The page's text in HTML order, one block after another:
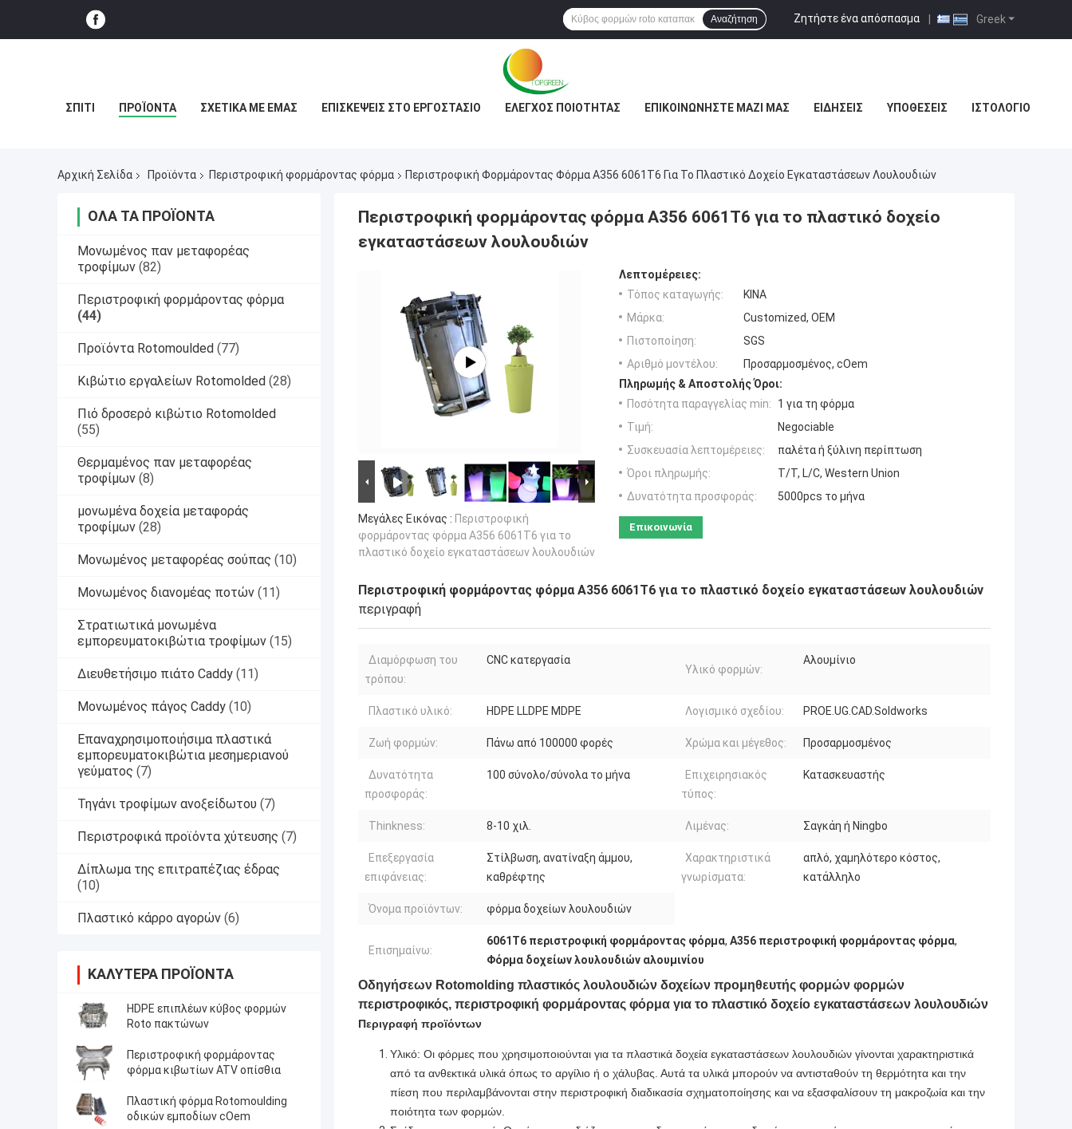
Greek
Ζητήστε ένα απόσπασμα |
Αναζήτηση
ΣΠΊΤΙ ΠΡΟΪΌΝΤΑ ΣΧΕΤΙΚΆ ΜΕ ΕΜΆΣ ΕΠΙΣΚΈΨΕΙΣ ΣΤΟ ΕΡΓΟΣΤΆΣΙΟ ΈΛΕΓΧΟΣ ΠΟΙΌΤΗΤΑΣ ΕΠΙΚΟΙΝΩΝΉΣΤΕ ΜΑΖΊ ΜΑΣ ΕΙΔΉΣΕΙΣ ΥΠΟΘΈΣΕΙΣ ΙΣΤΟΛΌΓΙΟ
Αρχική Σελίδα Προϊόντα Περιστροφική φορμάροντας φόρμα Περιστροφική Φορμάροντας Φόρμα A356 6061T6 Για Το Πλαστικό Δοχείο Εγκαταστάσεων Λουλουδιών
ΌΛΑ ΤΑ ΠΡΟΪΌΝΤΑ
Μονωμένος παν μεταφορέας
τροφίμων (82)
Περιστροφική φορμάροντας φόρμα
(44)
Προϊόντα Rotomoulded (77)
Κιβώτιο εργαλείων Rotomolded (28)
Πιό δροσερό κιβώτιο Rotomolded
(55)
Θερμαμένος παν μεταφορέας
τροφίμων (8)
μονωμένα δοχεία μεταφοράς
τροφίμων (28)
Μονωμένος μεταφορέας σούπας (10)
Μονωμένος διανομέας ποτών (11)
Στρατιωτικά μονωμένα
εμπορευματοκιβώτια τροφίμων (15)
Διευθετήσιμο πιάτο Caddy (11)
Μονωμένος πάγος Caddy (10)
Επαναχρησιμοποιήσιμα πλαστικά
εμπορευματοκιβώτια μεσημεριανού
γεύματος (7)
Τηγάνι τροφίμων ανοξείδωτου (7)
Περιστροφικά προϊόντα χύτευσης (7)
Δίπλωμα της επιτραπέζιας έδρας
(10)
Πλαστικό κάρρο αγορών (6)
ΚΑΛΎΤΕΡΑ ΠΡΟΪΌΝΤΑ
HDPE επιπλέων κύβος φορμών
Roto πακτώνων
Περιστροφική φορμάροντας
φόρμα κιβωτίων ATV οπίσθια
Πλαστική φόρμα Rotomoulding
οδικών εμποδίων cOem
Περιστροφική φορμάροντας φόρμα A356 6061T6 για το πλαστικό δοχείο
εγκαταστάσεων λουλουδιών
Μεγάλες Εικόνας : Περιστροφική
φορμάροντας φόρμα A356 6061T6 για το
πλαστικό δοχείο εγκαταστάσεων λουλουδιών
Λεπτομέρειες:
Τόπος καταγωγής:
ΚΙΝΑ
Μάρκα:
Customized, OEM
Πιστοποίηση:
SGS
Αριθμό μοντέλου:
Προσαρμοσμένος, cOem
Πληρωμής & Αποστολής Όροι:
Ποσότητα παραγγελίας min:
1 για τη φόρμα
Τιμή:
Negociable
Συσκευασία λεπτομέρειες:
παλέτα ή ξύλινη περίπτωση
Όροι πληρωμής:
T/T, L/C, Western Union
Δυνατότητα προσφοράς:
5000pcs το μήνα
Επικοινωνία
Περιστροφική φορμάροντας φόρμα A356 6061T6 για το πλαστικό δοχείο εγκαταστάσεων λουλουδιών
περιγραφή
Διαμόρφωση του
τρόπου:
CNC κατεργασία
Υλικό φορμών:
Αλουμίνιο
Πλαστικό υλικό: HDPE LLDPE MDPE Λογισμικό σχεδίου: PROE.UG.CAD.Soldworks
Ζωή φορμών: Πάνω από 100000 φορές Χρώμα και μέγεθος: Προσαρμοσμένος
Δυνατότητα
προσφοράς:
100 σύνολο/σύνολα το μήνα
Επιχειρησιακός
τύπος:
Κατασκευαστής
Thinkness: 8-10 χιλ. Λιμένας: Σαγκάη ή Ningbo
Επεξεργασία
επιφάνειας:
Στίλβωση, ανατίναξη άμμου,
καθρέφτης
Χαρακτηριστικά
γνωρίσματα:
απλό, χαμηλότερο κόστος,
κατάλληλο
Όνομα προϊόντων: φόρμα δοχείων λουλουδιών
Επισημαίνω:
6061T6 περιστροφική φορμάροντας φόρμα, A356 περιστροφική φορμάροντας φόρμα,
Φόρμα δοχείων λουλουδιών αλουμινίου
Οδηγήσεων Rotomolding πλαστικός λουλουδιών δοχείων προμηθευτής φορμών φορμών
περιστροφικός, περιστροφική φορμάροντας φόρμα για το πλαστικό δοχείο εγκαταστάσεων λουλουδιών
Περιγραφή προϊόντων
Υλικό: Οι φόρμες που χρησιμοποιούνται για τα πλαστικά δοχεία εγκαταστάσεων λουλουδιών γίνονται χαρακτηριστικά
από τα ανθεκτικά υλικά όπως το αργίλιο ή ο χάλυβας. Αυτά τα υλικά μπορούν να αντισταθούν τη θερμότητα και την
πίεση που περιλαμβάνονται στην περιστροφική διαδικασία σχηματοποίησης και να εξασφαλίσουν τη μακροζωία και την
ποιότητα των φορμών.